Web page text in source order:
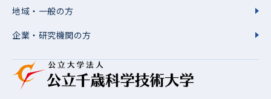
地域・一般の方
企業・研究機関の方